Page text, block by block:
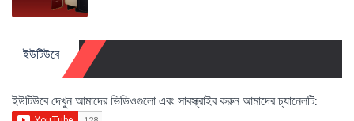
ইউটিউবে
ইউটিউবে দেখুন আমাদের ভিডিওগুলো এবং সাবস্ক্রাইব করুন আমাদের চ্যানেলটি: